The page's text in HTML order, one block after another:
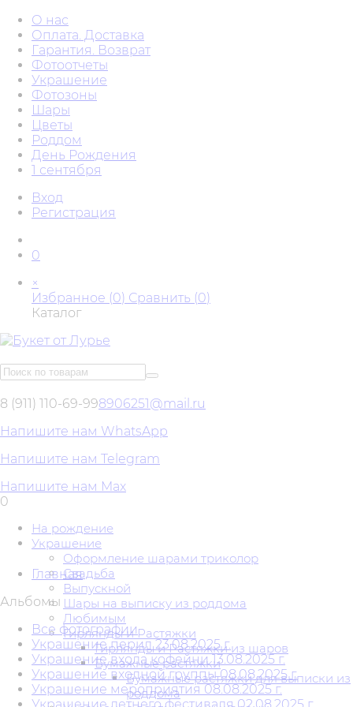
О нас
Оплата. Доставка
Гарантия. Возврат
Фотоотчеты
Украшение
Фотозоны
Шары
Цветы
Роддом
День Рождения
1 сентября
Вход
Регистрация
0
×
Избранное (0) Сравнить (0)
Каталог
8 (911) 110-69-998906251@mail.ru
Напишите нам WhatsApp
Напишите нам Telegram
Напишите нам Max
0
На рождение
Украшение
Оформление шарами триколор
Свадьба
Выпускной
Шары на выписку из роддома
Любимым
Гирлянды и Растяжки
Гирлянды и Растяжки из шаров
Бумажные растяжки
Бумажные растяжки для выписки из
роддома
Главная
Альбомы
Все фотографии
Украшение перил 23.08.2025 г.
Украшение входа кофейни 13.08.2025 г.
Украшение входной группы 08.08.2025 г.
Украшение мероприятия 08.08.2025 г.